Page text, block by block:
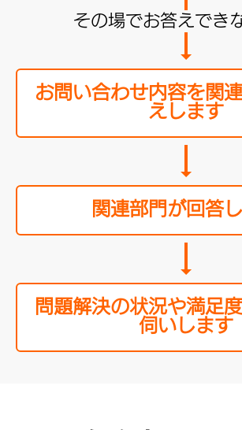
その場でお答えでき
お問い合わせ内容を関
えします
関連部門が回答
問題解決の状況や満足
伺いします